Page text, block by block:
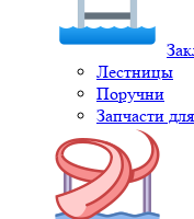
Лестницы
Поручни
Запчасти